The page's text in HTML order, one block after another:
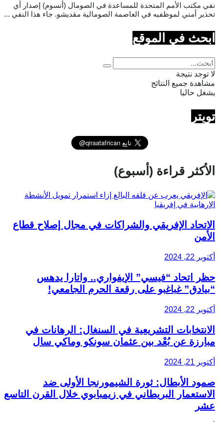
نفي مكتب الأمم المتحدة للمساعدة في الصومال (أنسوم) إصدار أي
تحذير أمني لموظفيه في العاصمة الصومالية مقديشو. جاء هذا النفي ...
ابحث في الموقع
لا توجد نتيجة
مشاهدة جميع النتائج
يشغل حاليا
تويتر
الأكثر قراءة (أسبوع)
الاتحاد الإفريقي والشراكات في مجال إصلاح قطاع
الأمن
أكتوبر 22, 2024
حظر اتحاد “فيسي” الإيفواري.. واتارا يدهس
“بيادق” غباغبو على رقعة الحرم الجامعي!
أكتوبر 22, 2024
الانتخابات التشريعية في السنغال: الرهانات في
مبارزة عن بُعْد بين عثمان سونكو وماكي سال
أكتوبر 21, 2024
صمود الأبطال: ثورة الشيمورنجا الأولى ضد
الاستعمار البريطاني في زيمبابوي خلال القرن التاسع
عشر